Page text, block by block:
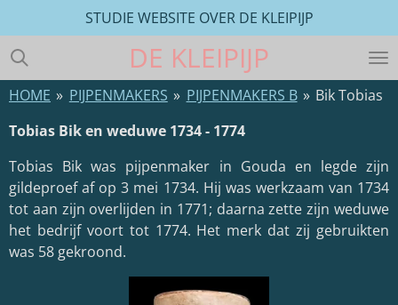
direct
naar
de
hoofdinhoud
DE KLEIPIJP
STUDIE WEBSITE OVER DE KLEIPIJP
HOME » PIJPENMAKERS » PIJPENMAKERS B » Bik Tobias
Tobias Bik en weduwe 1734 - 1774
Tobias Bik was pijpenmaker in Gouda en legde zijn
gildeproef af op 3 mei 1734. Hij was werkzaam van 1734
tot aan zijn overlijden in 1771; daarna zette zijn weduwe
het bedrijf voort tot 1774. Het merk dat zij gebruikten
was 58 gekroond.